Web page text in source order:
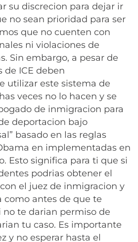
su discrecion para dejar ir
no sean prioridad para ser
que no cuenten con
ni violaciones de
Sin embargo, a pesar de
de ICE deben
utilizar este sistema de
veces no lo hacen y se
de inmigracion para
deportacion bajo
basado en las reglas
en implementadas en
Esto significa para ti que si
podrias obtener el
el juez de inmigracion y
como antes de que te
no te darian permiso de
tu caso. Es importante
y no esperar hasta el